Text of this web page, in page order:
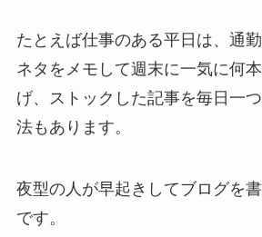
たとえば仕事のある平日は、通
ネタをメモして週末に一気に何
げ、ストックした記事を毎日一
法もあります。
夜型の人が早起きしてブログを
です。